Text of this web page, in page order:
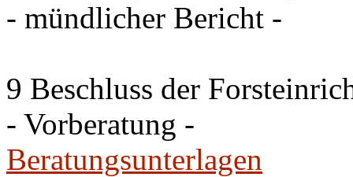
- mündlicher Bericht -
9 Beschluss der
- Vorberatung -
Beratungsunterlagen